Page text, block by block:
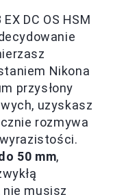
DC OS HSM
Nikona
przysłony
uzyskasz
rozmywa
50 mm,
musisz